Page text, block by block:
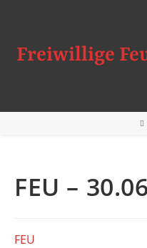
springen
Freiwillige
FEU –
FEU